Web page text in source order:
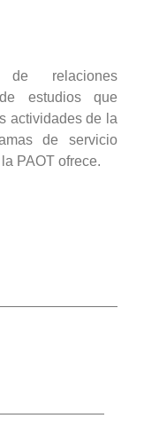
relaciones
estudios que
actividades de la
de servicio
PAOT ofrece.